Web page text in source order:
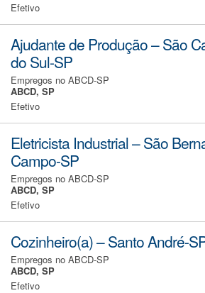
Efetivo
Ajudante de Produção – São
do Sul-SP
Empregos no ABCD-SP
ABCD, SP
Efetivo
Eletricista Industrial – São
Campo-SP
Empregos no ABCD-SP
ABCD, SP
Efetivo
Cozinheiro(a) – Santo André-
Empregos no ABCD-SP
ABCD, SP
Efetivo